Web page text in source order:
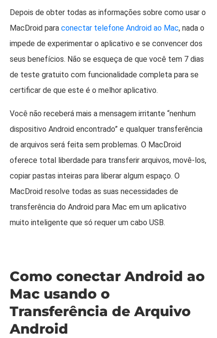
Depois de obter todas as informações sobre como usar o
MacDroid para conectar telefone Android ao Mac, nada o
impede de experimentar o aplicativo e se convencer dos
seus benefícios. Não se esqueça de que você tem 7 dias
de teste gratuito com funcionalidade completa para se
certificar de que este é o melhor aplicativo.
Você não receberá mais a mensagem irritante “nenhum
dispositivo Android encontrado” e qualquer transferência
de arquivos será feita sem problemas. O MacDroid
oferece total liberdade para transferir arquivos, movê-los,
copiar pastas inteiras para liberar algum espaço. O
MacDroid resolve todas as suas necessidades de
transferência do Android para Mac em um aplicativo
muito inteligente que só requer um cabo USB.
Como conectar Android ao
Mac usando o
Transferência de Arquivo
Android